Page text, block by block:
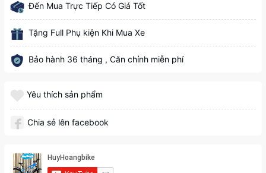
Đến Mua Trực Tiếp Có Giá Tốt
Tặng Full Phụ kiện Khi Mua Xe
Bảo hành 36 tháng , Căn chỉnh miễn phí
Yêu thích sản phẩm
Chia sẻ lên facebook